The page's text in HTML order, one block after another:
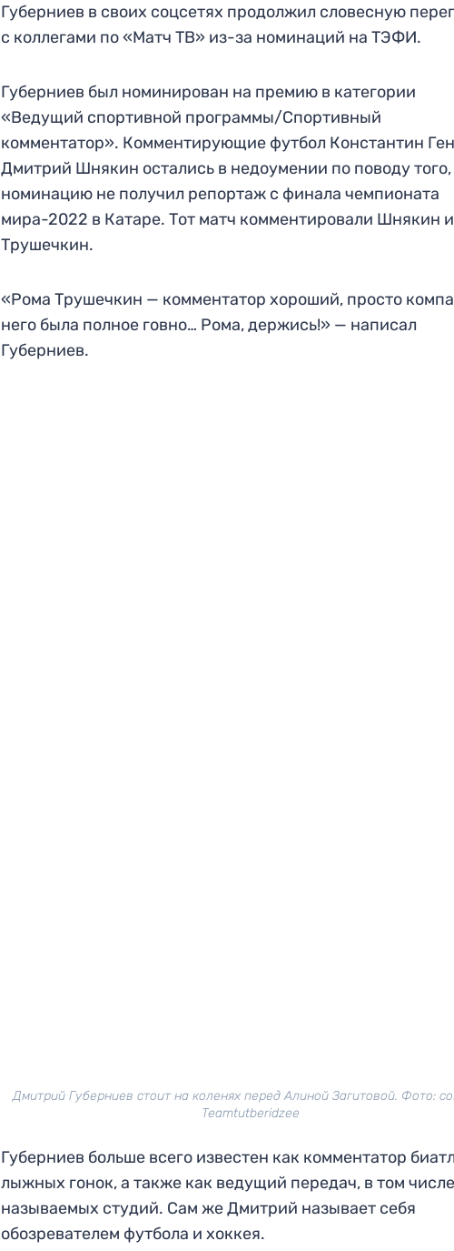
Губерниев в своих соцсетях продолжил словесную
с коллегами по «Матч ТВ» из-за номинаций на ТЭФИ.
Губерниев был номинирован на премию в категории
«Ведущий спортивной программы/Спортивный
комментатор». Комментирующие футбол Константин
Дмитрий Шнякин остались в недоумении по поводу того,
номинацию не получил репортаж с финала чемпионата
мира-2022 в Катаре. Тот матч комментировали Шнякин и
Трушечкин.
«Рома Трушечкин — комментатор хороший, просто
него была полное говно… Рома, держись!» — написал
Губерниев.
Дмитрий Губерниев стоит на коленях перед Алиной Загитовой. Фото:
Teamtutberidzee
Губерниев больше всего известен как комментатор
лыжных гонок, а также как ведущий передач, в том
называемых студий. Сам же Дмитрий называет себя
обозревателем футбола и хоккея.